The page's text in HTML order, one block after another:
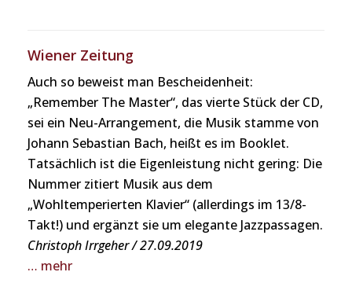
Stimme am nächsten gelegenen Instrument
gewidmet. Und am Ende, falls man den korrekten
Weg nicht aus den Augen verloren hat, tanzt man
als „unsterblicher Daoist“.
Seit der Gründung 2011 hatte man bei Konzerten
in Österreich, Deutschland, Tschechien und
Polen Gelegenheit sich im Quartett gut
kennenzulernen, musikalisch Gedanken zu
tauschen und aneinander zu wachsen. Nicht
zuletzt führte dies zu einem „special Vibe“,
welcher für das Schaffen im Bereich der
Wiener Zeitung
Auch so beweist man Bescheidenheit:
„Remember The Master“, das vierte Stück der CD,
sei ein Neu-Arrangement, die Musik stamme von
Johann Sebastian Bach, heißt es im Booklet.
Tatsächlich ist die Eigenleistung nicht gering: Die
Nummer zitiert Musik aus dem
„Wohltemperierten Klavier“ (allerdings im 13/8-
Takt!) und ergänzt sie um elegante Jazzpassagen.
Christoph Irrgeher / 27.09.2019
… mehr